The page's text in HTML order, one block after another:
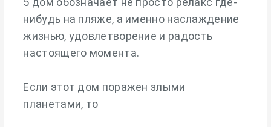
нибудь на пляже, а именно наслаждение
жизнью, удовлетворение и радость
настоящего момента.
Если этот дом поражен злыми
планетами, то